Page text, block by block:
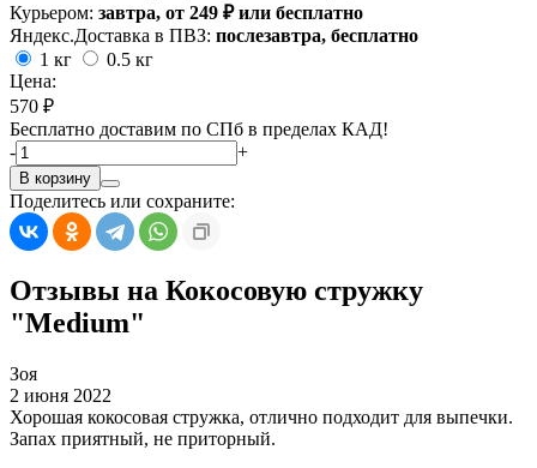
Курьером: завтра, от 249 ₽ или бесплатно
Яндекс.Доставка в ПВЗ: послезавтра, бесплатно
1 кг
0.5 кг
Цена:
570 ₽
Бесплатно доставим по СПб в пределах КАД!
-
+
В корзину
Поделитесь или сохраните:
Отзывы на Кокосовую стружку
"Medium"
Зоя
2 июня 2022
Хорошая кокосовая стружка, отлично подходит для выпечки.
Запах приятный, не приторный.